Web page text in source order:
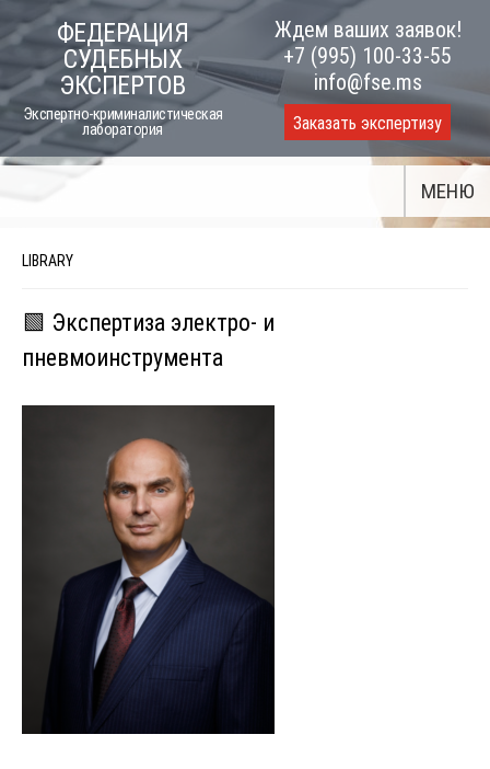
to
content
ФЕДЕРАЦИЯ
СУДЕБНЫХ
ЭКСПЕРТОВ
Экспертно-криминалистическая
лаборатория
Ждем ваших заявок!
+7 (995) 100-33-55
info@fse.ms
Заказать экспертизу
МЕНЮ
LIBRARY
🟩 Экспертиза электро- и
пневмоинструмента